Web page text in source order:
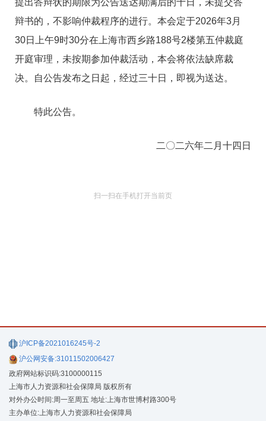
提出答辩状的期限为公告送达期满后的十日，未提交答
辩书的，不影响仲裁程序的进行。本会定于2026年3月
30日上午9时30分在上海市西乡路188号2楼第五仲裁庭
开庭审理，未按期参加仲裁活动，本会将依法缺席裁
决。自公告发布之日起，经过三十日，即视为送达。
特此公告。
二〇二六年二月十四日
扫一扫在手机打开当前页
沪ICP备2021016245号-2
沪公网安备:31011502006427
政府网站标识码:3100000115
上海市人力资源和社会保障局 版权所有
对外办公时间:周一至周五 地址:上海市世博村路300号
主办单位:上海市人力资源和社会保障局